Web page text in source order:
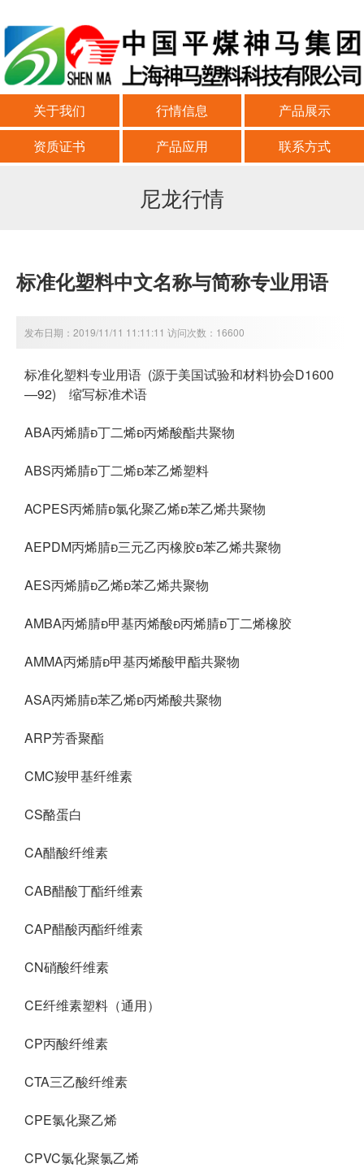
关于我们 行情信息
产品展示
资质证书
产品应用 联系方式
尼龙行情
标准化塑料中文名称与简称专业用语
发布日期：2019/11/11 11:11:11 访问次数：16600
标准化塑料专业用语 (源于美国试验和材料协会D1600
—92) 缩写标准术语
ABA丙烯腈丁二烯丙烯酸酯共聚物
ABS丙烯腈丁二烯苯乙烯塑料
ACPES丙烯腈氯化聚乙烯苯乙烯共聚物
AEPDM丙烯腈三元乙丙橡胶苯乙烯共聚物
AES丙烯腈乙烯苯乙烯共聚物
AMBA丙烯腈甲基丙烯酸丙烯腈丁二烯橡胶
AMMA丙烯腈甲基丙烯酸甲酯共聚物
ASA丙烯腈苯乙烯丙烯酸共聚物
ARP芳香聚酯
CMC羧甲基纤维素
CS酪蛋白
CA醋酸纤维素
CAB醋酸丁酯纤维素
CAP醋酸丙酯纤维素
CN硝酸纤维素
CE纤维素塑料（通用）
CP丙酸纤维素
CTA三乙酸纤维素
CPE氯化聚乙烯
CPVC氯化聚氯乙烯